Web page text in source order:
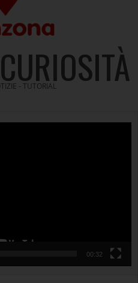
- TUTORIAL
00:32